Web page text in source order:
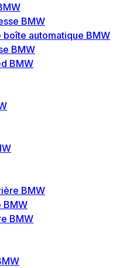
BMW
automatique BMW
BMW
BMW
BMW
BMW
BMW